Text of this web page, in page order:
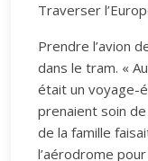
Traverser
Prendre l’avion
dans le tram. «
était un voyage-
prenaient soin
de la famille
l’aérodrome